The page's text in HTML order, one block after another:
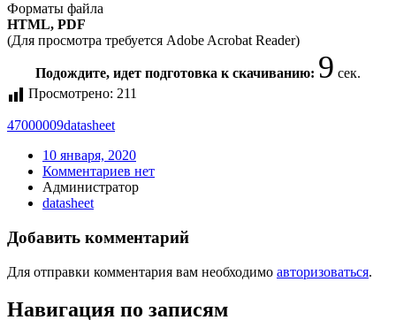
Форматы файла
HTML, PDF
(Для просмотра требуется Adobe Acrobat Reader)
Подождите, идет подготовка к скачиванию: 9 сек.
Просмотрено: 211
47000009datasheet
10 января, 2020
Комментариев нет
Администратор
datasheet
Добавить комментарий
Для отправки комментария вам необходимо авторизоваться.
Навигация по записям